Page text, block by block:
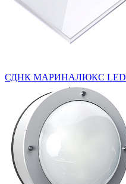
СДНК МАРИНАЛЮКС LED